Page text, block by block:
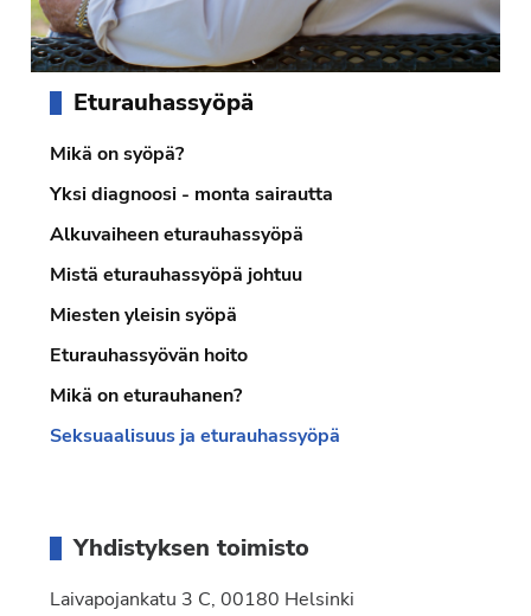
Ensisijainen
sivupalkki
Eturauhassyöpä
Mikä on syöpä?
Yksi diagnoosi - monta sairautta
Alkuvaiheen eturauhassyöpä
Mistä eturauhassyöpä johtuu
Miesten yleisin syöpä
Eturauhassyövän hoito
Mikä on eturauhanen?
Seksuaalisuus ja eturauhassyöpä
Yhdistyksen toimisto
Laivapojankatu 3 C, 00180 Helsinki